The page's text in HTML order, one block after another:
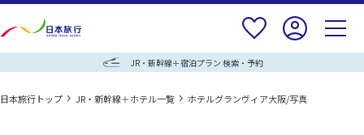
JR・新幹線＋宿泊プラン 検索・予約
日本旅行トップ JR・新幹線＋ホテル一覧 ホテルグランヴィア大阪/写真